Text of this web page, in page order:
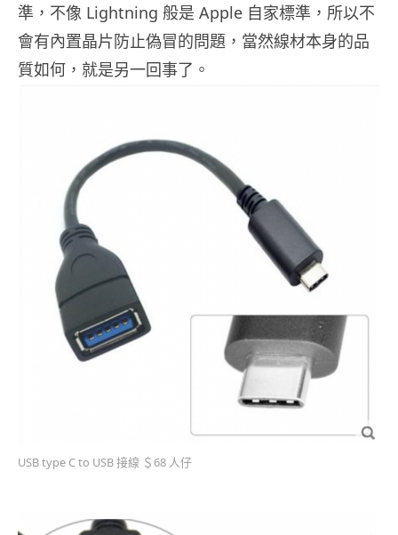
準，不像 Lightning 般是 Apple 自家標準，所以不
會有內置晶片防止偽冒的問題，當然線材本身的品
質如何，就是另一回事了。
USB type C to USB 接線 ＄68 人仔